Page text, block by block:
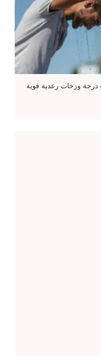
نشرة إنذارية.. موجة حر تصل إلى 47 درجة وزخات رعدية قوية